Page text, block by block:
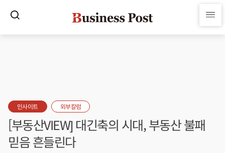
인사이트 외부칼럼
[부동산VIEW] 대긴축의 시대, 부동산 불패
믿음 흔들린다